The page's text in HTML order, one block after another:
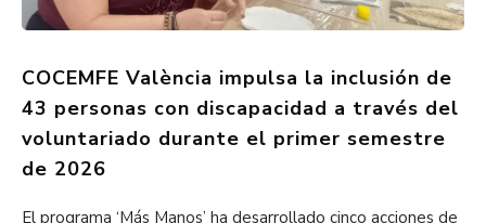
COCEMFE València impulsa la inclusión de
43 personas con discapacidad a través del
voluntariado durante el primer semestre
de 2026
El programa ‘Más Manos’ ha desarrollado cinco acciones de